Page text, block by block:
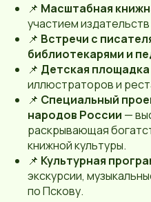
📌 Масштабная
участием
📌 Встречи с
библиотекарями и
📌 Детская площадка
иллюстраторов и
📌 Специальный
народов России —
раскрывающая
книжной культуры.
📌 Культурная
экскурсии,
по Пскову.